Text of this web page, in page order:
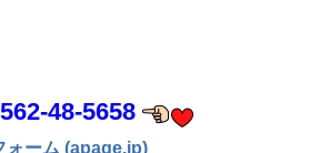
48-5658
ォーム (apage.jp)